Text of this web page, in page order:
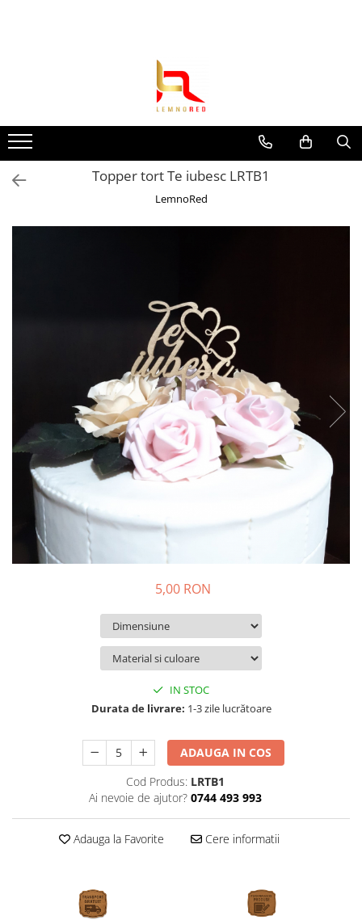
Toppere nunta
Toppere diverse
Toppere absolvire
rasina/PVC/metal/polistiren
Rame foto / Decoratiuni
Copii
Rame/trofee diverse meserii
Indragostiti
Cadouri pentru dascali
Religioase
Alte obiecte decorative
Aranjamente baloane
Lumanari pentru tort
Propsuri si ghirlande
Accesorii nunta
Accesorii botez
Mărturii
Decoratiuni Craciun
Pachete cadou Craciun
Topper tort Te iubesc LRTB1
LemnoRed
5,00 RON
IN STOC
Durata de livrare: 1-3 zile lucrătoare
ADAUGA IN COS
Cod Produs: LRTB1
Ai nevoie de ajutor? 0744 493 993
Adauga la Favorite Cere informatii